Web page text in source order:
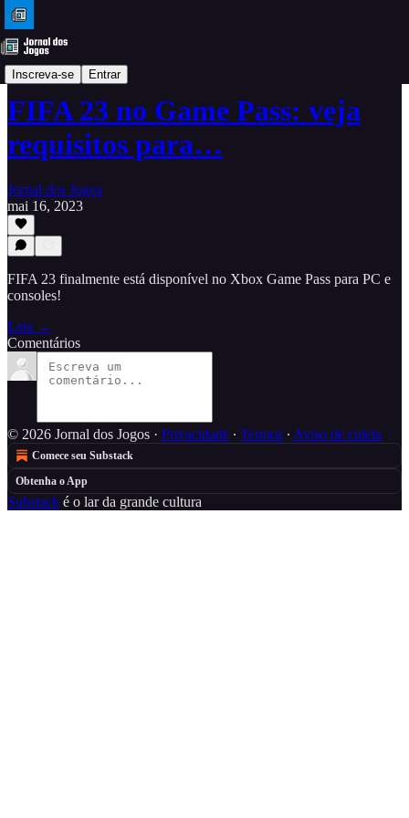
Inscreva-se Entrar
DLC
FIFA 23 no Game Pass: veja
requisitos para…
Jornal dos Jogos
mai 16, 2023
FIFA 23 finalmente está disponível no Xbox Game Pass para PC e
consoles!
Leia →
Comentários
© 2026 Jornal dos Jogos · Privacidade ∙ Termos ∙ Aviso de coleta
Comece seu Substack
Obtenha o App
Substack é o lar da grande cultura